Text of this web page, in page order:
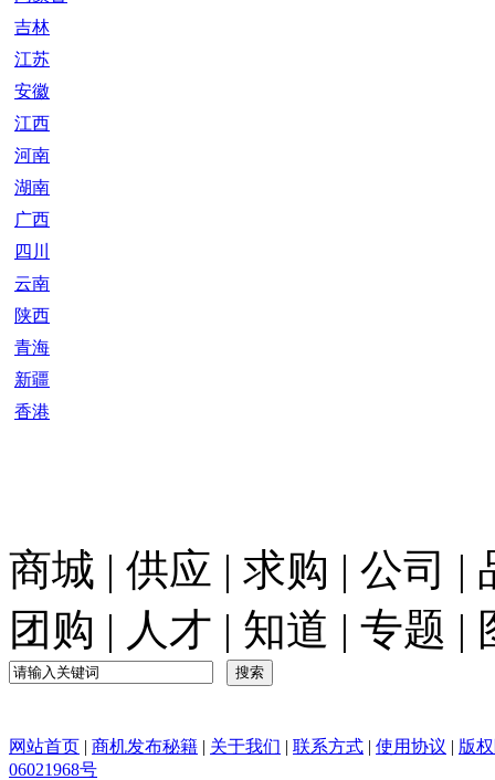
吉林
江苏
安徽
江西
河南
湖南
广西
四川
云南
陕西
青海
新疆
香港
商城 | 供应 | 求购 | 公司 |
团购 | 人才 | 知道 | 专题 |
网站首页 | 商机发布秘籍 | 关于我们 | 联系方式 | 使用协议 | 版
06021968号